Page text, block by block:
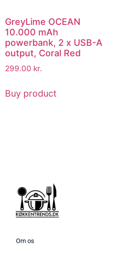
GreyLime OCEAN
10.000 mAh
powerbank, 2 x USB-A
output, Coral Red
299.00 kr.
Buy product
Om os